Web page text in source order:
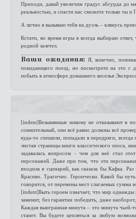
Приходи, давай увеличим градус абсурда до
реальностью, и спасти нас сможете только ты
А лично я вызываю тебя на дуэль – клянусь
Кстати, во время игры я всегда выбираю
родной залетел.
Ваши ожидания: Я, конечно,
покидающего поезд, но посмотрите на это с
побыть в атмосфере домашнего веселья
[indent]Безымянные никому не отказывают в
сомнительный, они всё равно должны всё
куда-то спешили, попадали в передряги,
листая страницы книги классического эпоса,
задавалась вопросом - чем для неё стал
персонажей. Даже при том, что эти
входила в сценарий, как сказала бы Кафка.
Красиво. Трагично. Героически. Какой бы
говорится, от перемены мест слагаемых сумма
[indent]Быть героем означает, что мир однажды
заменит, без гарантии победить, даже
Каждая выигранная минута – это минута чьей-
станет. Вы будете цепляться за любую